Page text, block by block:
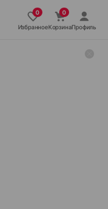
ИзбранноеКорзинаПрофиль